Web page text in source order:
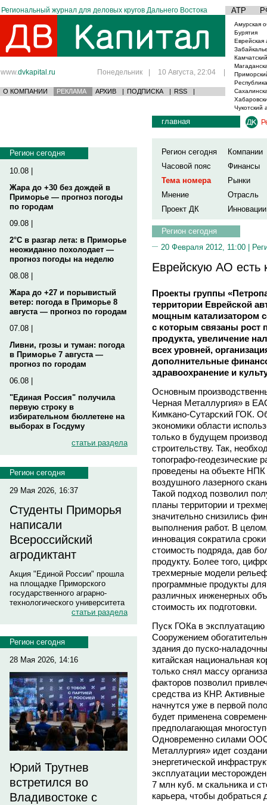
Региональный журнал для деловых кругов Дальнего Востока АТР
www.dvkapital.ru Понедельник | 10 Августа, 22:04 |
О КОМПАНИИ РЕКЛАМА АРХИВ | ПОДПИСКА | RSS |
Амурская
Бурятия
Еврейская
Чукотский
Регион сегодня
10.08 |
Жара до +30 без дождей в
Приморье — прогноз погоды
по городам
09.08 |
2°C в разгар лета: в Приморье
неожиданно похолодает —
прогноз погоды на неделю
08.08 |
Жара до +27 и порывистый
ветер: погода в Приморье 8
августа — прогноз по городам
07.08 |
Ливни, грозы и туман: погода
в Приморье 7 августа —
прогноз по городам
06.08 |
"Единая Россия" получила
первую строку в
избирательном бюллетене на
выборах в Госдуму
статьи раздела
Регион сегодня
29 Мая 2026, 16:37
Студенты Приморья
написали
Всероссийский
агродиктант
Акция "Единой России" прошла
на площадке Приморского
государственного аграрно-
технологического университета
статьи раздела
Регион сегодня
28 Мая 2026, 14:16
Юрий Трутнев
встретился во
Владивостоке с
главная
Регион сегодня
Компании
Часовой пояс
Финансы
Тема номера
Рынки
Мнение
Отрасль
Проект ДК
Инновации
Регион сегодня
20 Февраля 2012, 11:00 |
Еврейскую АО есть
Проекты группы
территории Еврейской
мощным катализатором
с которым связаны рост
продукта, увеличение
всех уровней,
дополнительные
здравоохранение и
Основным
Черная Металлургия» в
Кимкано-Сутарский ГОК.
экономики области
только в будущем
строительству. Так,
топографо-геодезические
проведены на объекте
воздушного лазерного
Такой подход позволил
планы территории и
значительно снизились
выполнения работ. В
инновация сократила
стоимость подряда, дав
продукту. Более того,
трехмерные модели
программные продукты
различных инженерных
стоимость их подготовки.
Пуск ГОКа в эксплуатацию
Сооружением
здания до пуско-
китайская национальная
только снял массу
факторов позволил
средства из КНР.
начнутся уже в первой
будет применена
предполагающая
Одновременно силами
Металлургия» идет
энергетической
эксплуатации
7 млн куб. м скальника и
карьера, чтобы добраться